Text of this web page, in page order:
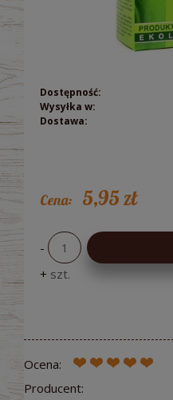
Dostępność:
Wysyłka w:
Dostawa:
Cena nie zawiera
Cena: 5,95 zł
-
+ szt.
Ocena:
Producent: